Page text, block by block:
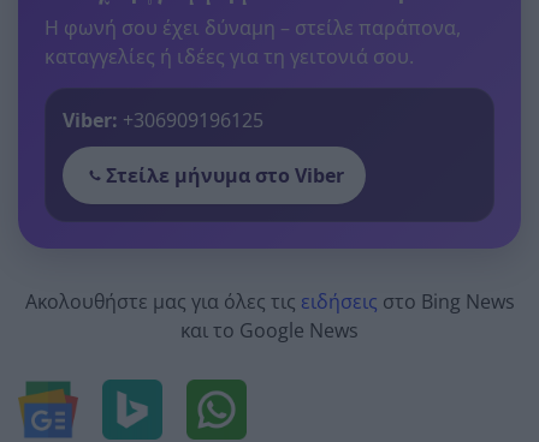
Η φωνή σου έχει δύναμη – στείλε παράπονα,
καταγγελίες ή ιδέες για τη γειτονιά σου.
Viber: +306909196125
Στείλε μήνυμα στο Viber
Ακολουθήστε μας για όλες τις ειδήσεις στο Bing News
και το Google News